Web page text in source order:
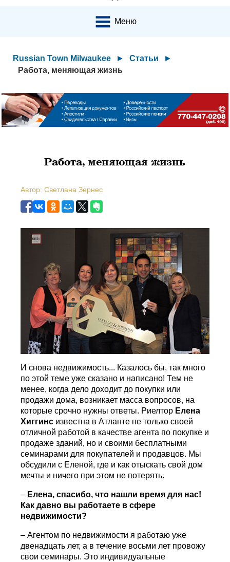
Меню
Russian Town Milwaukee ► Статьи
►
Работа, меняющая жизнь
Работа, меняющая жизнь
Автор: Светлана Зернес
И снова недвижимость... Казалось бы, так много
по этой теме уже сказано и написано! Тем не
менее, когда дело доходит до покупки или
продажи дома, возникает масса вопросов, на
которые срочно нужны ответы. Риелтор Елена
Хиггинс известна в Атланте не только своей
отличной работой в качестве агента по покупке и
продаже зданий, но и своими бесплатными
семинарами для покупателей и продавцов. Мы
обсудили с Еленой, где и как отыскать свой дом
мечты и ничего при этом не потерять.
– Елена, спасибо, что нашли время для нас!
Как давно вы работаете в сфере
недвижимости?
– Агентом по недвижимости я работаю уже
двенадцать лет, а в течение восьми лет провожу
свои семинары. Это индивидуальные